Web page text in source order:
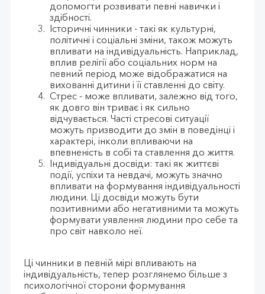
допомогти розвивати певні навички і
здібності.
Історичні чинники - такі як культурні,
політичні і соціальні зміни, також можуть
впливати на індивідуальність. Наприклад,
вплив релігії або соціальних норм на
певний період може відображатися на
вихованні дитини і її ставленні до світу.
Стрес - може впливати, залежно від того,
як довго він триває і як сильно
відчувається. Часті стресові ситуації
можуть призводити до змін в поведінці і
характері, інколи впливаючи на
впевненість в собі та ставлення до життя.
Індивідуальні досвіди: такі як життєві
події, успіхи та невдачі, можуть значно
впливати на формування індивідуальності
людини. Ці досвіди можуть бути
позитивними або негативними та можуть
формувати уявлення людини про себе та
про світ навколо неї.
Ці чинники в певній мірі впливають на
індивідуальність, тепер розглянемо більше з
психологічної сторони формування